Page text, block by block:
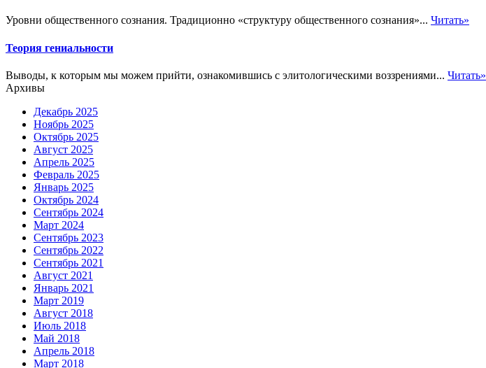
Уровни общественного сознания. Традиционно «структуру общественного сознания»... Читать»
Теория гениальности
Выводы, к которым мы можем прийти, ознакомившись с элитологическими воззрениями... Читать»
Архивы
Декабрь 2025
Ноябрь 2025
Октябрь 2025
Август 2025
Апрель 2025
Февраль 2025
Январь 2025
Октябрь 2024
Сентябрь 2024
Март 2024
Сентябрь 2023
Сентябрь 2022
Сентябрь 2021
Август 2021
Январь 2021
Март 2019
Август 2018
Июль 2018
Май 2018
Апрель 2018
Март 2018